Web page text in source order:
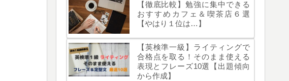
【徹底比較】勉強に集中できる
おすすめカフェ＆喫茶店６選
【やはり１位は…】
【英検準一級】ライティングで
合格点を取る！そのまま使える
表現とフレーズ10選【出題傾向
から作成】